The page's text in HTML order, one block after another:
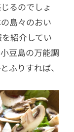
るのでしょ
島々のおい
紹介してい
豆島の万能調
ふりすれば、